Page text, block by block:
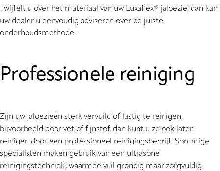
Twijfelt u over het materiaal van uw Luxaflex® jaloezie, dan kan
uw dealer u eenvoudig adviseren over de juiste
onderhoudsmethode.
Professionele reiniging
Zijn uw jaloezieën sterk vervuild of lastig te reinigen,
bijvoorbeeld door vet of fijnstof, dan kunt u ze ook laten
reinigen door een professioneel reinigingsbedrijf. Sommige
specialisten maken gebruik van een ultrasone
reinigingstechniek, waarmee vuil grondig maar zorgvuldig